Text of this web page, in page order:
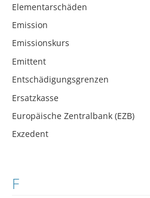
Elementarschäden
Emission
Emissionskurs
Emittent
Entschädigungsgrenzen
Ersatzkasse
Europäische Zentralbank (EZB)
Exzedent
F